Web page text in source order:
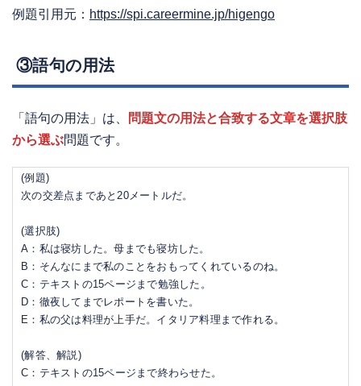
例題引用元： https://spi.careermine.jp/higengo
③語句の用法
「語句の用法」は、
問題文の用法と合致する文章を選択肢
から選ぶ問題です。
(例題)
次の交差点まであと20メートルだ。
(選択肢)
A：私は寝坊した。母までも寝坊した。
B：そんなにまで私のことをおもってくれているのね。
C：テキストの15ページまで勉強した。
D：徹夜してまでレポートを書いた。
E：私の父は料理が上手だ。イタリア料理まで作れる。
(解答、解説)
C：テキストの15ページまで終わらせた。